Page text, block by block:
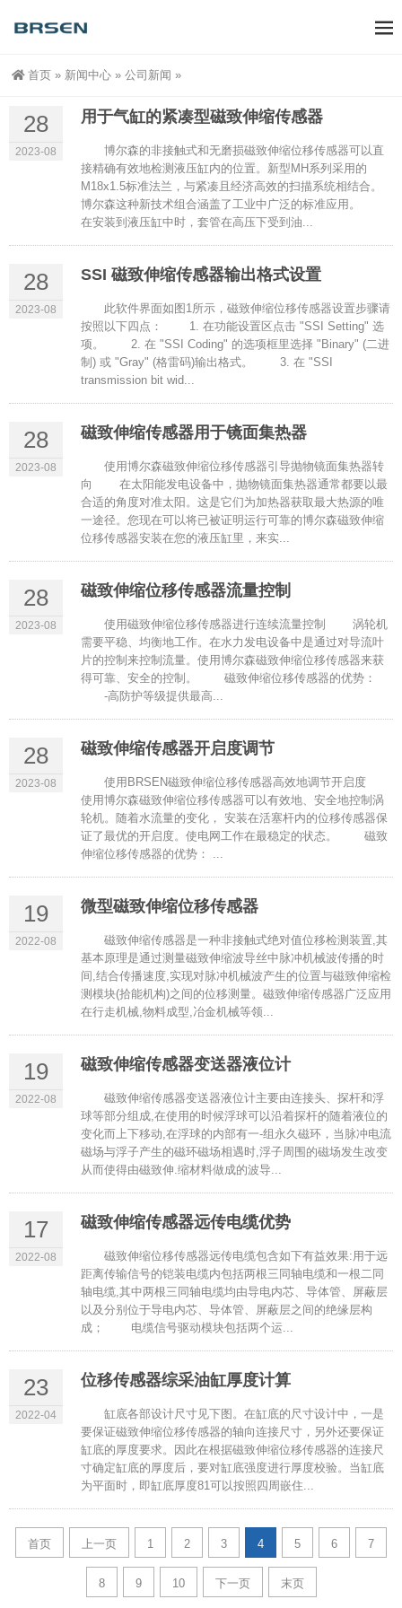
首页 » 新闻中心 » 公司新闻 »
28
2023-08
用于气缸的紧凑型磁致伸缩传感器
博尔森的非接触式和无磨损磁致伸缩位移传感器可以直
接精确有效地检测液压缸内的位置。新型MH系列采用的
M18x1.5标准法兰，与紧凑且经济高效的扫描系统相结合。
博尔森这种新技术组合涵盖了工业中广泛的标准应用。
在安装到液压缸中时，套管在高压下受到油...
28
2023-08
SSI 磁致伸缩传感器输出格式设置
此软件界面如图1所示，磁致伸缩位移传感器设置步骤请
按照以下四点： 1. 在功能设置区点击 "SSI Setting" 选
项。 2. 在 "SSI Coding" 的选项框里选择 "Binary" (二进
制) 或 "Gray" (格雷码)输出格式。 3. 在 "SSI
transmission bit wid...
28
2023-08
磁致伸缩传感器用于镜面集热器
使用博尔森磁致伸缩位移传感器引导抛物镜面集热器转
向 在太阳能发电设备中，抛物镜面集热器通常都要以最
合适的角度对准太阳。这是它们为加热器获取最大热源的唯
一途径。您现在可以将已被证明运行可靠的博尔森磁致伸缩
位移传感器安装在您的液压缸里，来实...
28
2023-08
磁致伸缩位移传感器流量控制
使用磁致伸缩位移传感器进行连续流量控制 涡轮机
需要平稳、均衡地工作。在水力发电设备中是通过对导流叶
片的控制来控制流量。使用博尔森磁致伸缩位移传感器来获
得可靠、安全的控制。 磁致伸缩位移传感器的优势：
-高防护等级提供最高...
28
2023-08
磁致伸缩传感器开启度调节
使用BRSEN磁致伸缩位移传感器高效地调节开启度
使用博尔森磁致伸缩位移传感器可以有效地、安全地控制涡
轮机。随着水流量的变化， 安装在活塞杆内的位移传感器保
证了最优的开启度。使电网工作在最稳定的状态。 磁致
伸缩位移传感器的优势： ...
19
2022-08
微型磁致伸缩位移传感器
磁致伸缩传感器是一种非接触式绝对值位移检测装置,其
基本原理是通过测量磁致伸缩波导丝中脉冲机械波传播的时
间,结合传播速度,实现对脉冲机械波产生的位置与磁致伸缩检
测模块(拾能机构)之间的位移测量。磁致伸缩传感器广泛应用
在行走机械,物料成型,冶金机械等领...
19
2022-08
磁致伸缩传感器变送器液位计
磁致伸缩传感器变送器液位计主要由连接头、探杆和浮
球等部分组成,在使用的时候浮球可以沿着探杆的随着液位的
变化而上下移动,在浮球的内部有一-组永久磁环，当脉冲电流
磁场与浮子产生的磁环磁场相遇时,浮子周围的磁场发生改变
从而使得由磁致伸.缩材料做成的波导...
17
2022-08
磁致伸缩传感器远传电缆优势
磁致伸缩位移传感器远传电缆包含如下有益效果:用于远
距离传输信号的铠装电缆内包括两根三同轴电缆和一根二同
轴电缆,其中两根三同轴电缆均由导电内芯、导体管、屏蔽层
以及分别位于导电内芯、导体管、屏蔽层之间的绝缘层构
成； 电缆信号驱动模块包括两个运...
23
2022-04
位移传感器综采油缸厚度计算
缸底各部设计尺寸见下图。在缸底的尺寸设计中，一是
要保证磁致伸缩位移传感器的轴向连接尺寸，另外还要保证
缸底的厚度要求。因此在根据磁致伸缩位移传感器的连接尺
寸确定缸底的厚度后，要对缸底强度进行厚度校验。当缸底
为平面时，即缸底厚度81可以按照四周嵌住...
首页 上一页 1 2 3 4 5 6 7
8 9 10 下一页 末页